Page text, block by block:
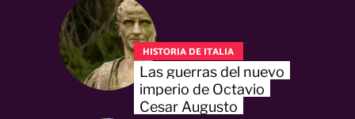
HISTORIA DE ITALIA
Las guerras del nuevo
imperio de Octavio
Cesar Augusto